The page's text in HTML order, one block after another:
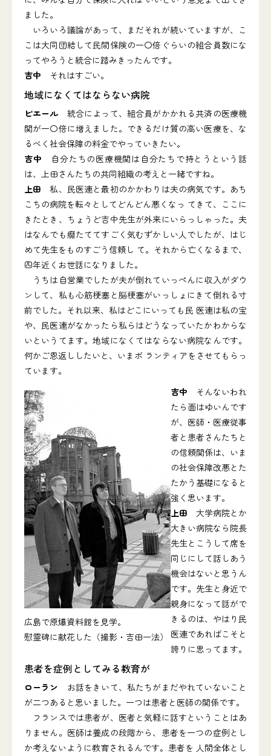
ました。
いろいろ議論があって、まだそれが続いていますが、こ
こは大同団結して民間保険の一〇倍ぐらいの組合員数にな
ってやろうと統合に踏みきったんです。
吉中 それはすごい。
地域になくてはならない病院
ピエール統合によって、組合員がかかれる共済の医療機
関が一〇倍に増えました。できるだけ質の高い医療を、な
るべく社会保障の料金でやっていきたい。
吉中 自分たちの医療機関は自分たちで持とうという話
は、上田さんたちの共同組織の考えと一緒ですね。
上田 私、民医連と最初のかかわりは夫の病気です。あち
こちの病院を転々としてどんどん悪くなっ てきて、ここに
きたとき、ちょうど吉中先生が外来にいらっしゃった。夫
はなんでも癇たててすごく気むずかしい人でしたが、はじ
めて先生をものすごう信頼し て。それから亡くなるまで、
四年近くお世話になりました。
うちは自営業でしたが夫が倒れていっぺんに収入がダウ
ンして、私も心筋梗塞と脳梗塞がいっしょにきて倒れる寸
前でした。それ以来、私はどこにいっても民 医連は私の宝
や、民医連がなかったら私らはどうなっていたかわからな
いというてます。地域になくてはならない病院なんです。
何かご恩返ししたいと、いまボ ランティアをさせてもらっ
ています。
広島で原爆資料館を見学。
慰霊碑に献花した（撮影・吉田一法）
吉中 そんないわれ
たら面はゆいんです
が、医師・医療従事
者と患者さんたちと
の信頼関係は、いま
の社会保障改悪とた
たかう基礎になると
強く思います。
上田 大学病院とか
大きい病院なら院長
先生とこうして席を
同じにして話しあう
機会はないと思うん
です。先生と身近で
親身になって話がで
きるのは、やはり民
医連であればこそと
誇りに思ってます。
患者を症例としてみる教育が
ローラン お話をきいて、私たちがまだやれていないこと
が二つあると思いました。一つは患者と医師の関係です。
フランスでは患者が、医者と気軽に話すということはあ
りません。医師は養成の段階から、患者を一つの症例とし
か考えないように教育されるんです。患者を 人間全体とし